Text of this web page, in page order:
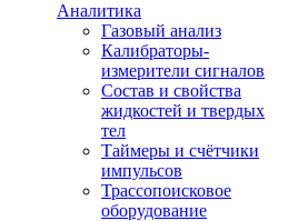
Аналитика
Газовый анализ
Калибраторы-
измерители сигналов
Состав и свойства
жидкостей и твердых
тел
Таймеры и счётчики
импульсов
Трассопоисковое
оборудование